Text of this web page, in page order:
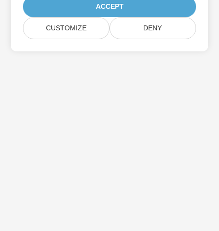
ACCEPT
CUSTOMIZE DENY